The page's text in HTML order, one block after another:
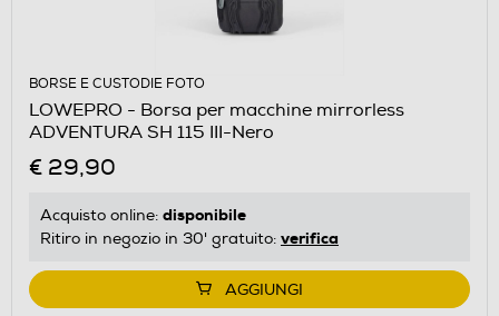
BORSE E CUSTODIE FOTO
LOWEPRO - Borsa per macchine mirrorless
ADVENTURA SH 115 III-Nero
€ 29,90
Acquisto online: disponibile
Ritiro in negozio in 30' gratuito: verifica
AGGIUNGI